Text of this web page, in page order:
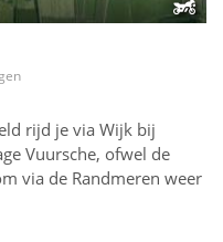
rijd je via Wijk bij
Vuursche, ofwel de
via de Randmeren weer